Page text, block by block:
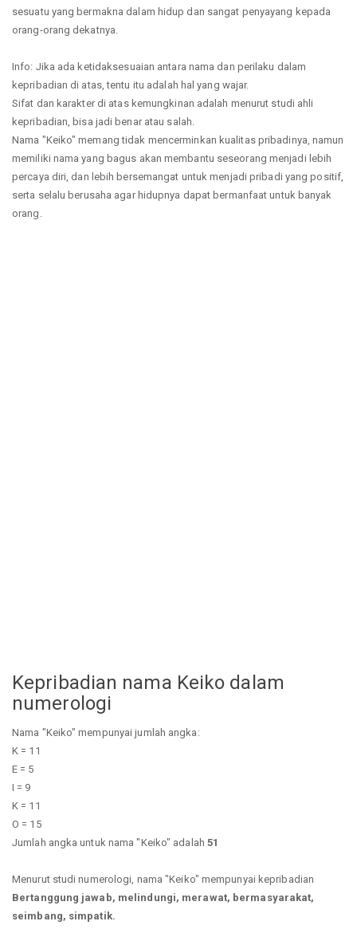
sesuatu yang bermakna dalam hidup dan sangat penyayang kepada
orang-orang dekatnya.
Info: Jika ada ketidaksesuaian antara nama dan perilaku dalam
kepribadian di atas, tentu itu adalah hal yang wajar.
Sifat dan karakter di atas kemungkinan adalah menurut studi ahli
kepribadian, bisa jadi benar atau salah.
Nama "Keiko" memang tidak mencerminkan kualitas pribadinya, namun
memiliki nama yang bagus akan membantu seseorang menjadi lebih
percaya diri, dan lebih bersemangat untuk menjadi pribadi yang positif,
serta selalu berusaha agar hidupnya dapat bermanfaat untuk banyak
orang.
Kepribadian nama Keiko dalam
numerologi
Nama "Keiko" mempunyai jumlah angka:
K = 11
E = 5
I = 9
K = 11
O = 15
Jumlah angka untuk nama "Keiko" adalah 51
Menurut studi numerologi, nama "Keiko" mempunyai kepribadian
Bertanggung jawab, melindungi, merawat, bermasyarakat,
seimbang, simpatik.